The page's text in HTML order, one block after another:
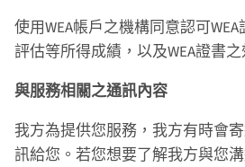
使用WEA帳戶之機構同意認可
評估等所得成績，以及WEA證書之
與服務相關之通訊內容
我方為提供您服務，我方有時會
訊給您。若您想要了解我方與您